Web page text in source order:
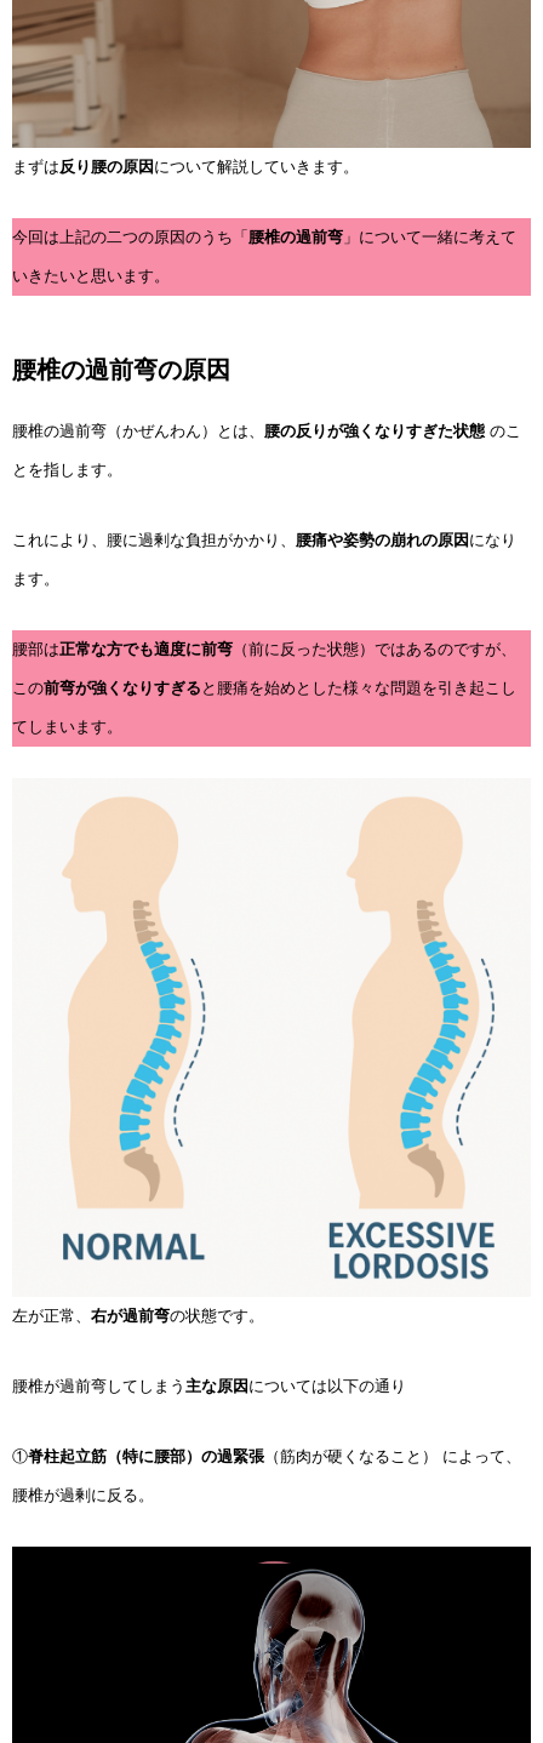
まずは反り腰の原因について解説していきます。
今回は上記の二つの原因のうち「腰椎の過前弯 」について一緒に考えて
いきたいと思います。
腰椎の過前弯の原因
腰椎の過前弯（かぜんわん）とは、 腰の反りが強くなりすぎた状態 のこ
とを指します。
これにより、腰に過剰な負担がかかり、 腰痛や姿勢の崩れの原因になり
ます。
腰部は正常な方でも適度に前弯 （前に反った状態）ではあるのですが、
この前弯が強くなりすぎる と腰痛を始めとした様々な問題を引き起こし
てしまいます。
左が正常、 右が過前弯の状態です。
腰椎が過前弯してしまう 主な原因については以下の通り
①脊柱起立筋（特に腰部）の過緊張 （筋肉が硬くなること） によって、
腰椎が過剰に反る。